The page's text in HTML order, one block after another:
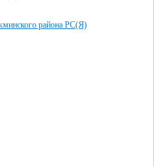
района РС(Я)